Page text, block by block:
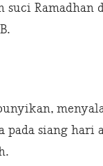
Ramadhan
pada siang hari